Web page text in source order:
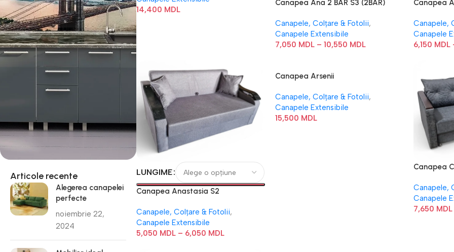
Articole recente
Alegerea canapelei
perfecte
noiembrie 22,
2024
14,400 MDL
Canapea Ana 2 BAR S3 (2BAR)
Canapele, Colțare & Fotolii,
Canapele Extensibile
7,050 MDL – 10,550 MDL
Canapea
Canapele,
Canapele
6,150 MDL
LUNGIME
Canapea Anastasia S2
Canapele, Colțare & Fotolii,
Canapele Extensibile
5,050 MDL – 6,050 MDL
Canapea Arsenii
Canapele, Colțare & Fotolii,
Canapele Extensibile
15,500 MDL
Canapea
Canapele,
Canapele
7,650 MDL